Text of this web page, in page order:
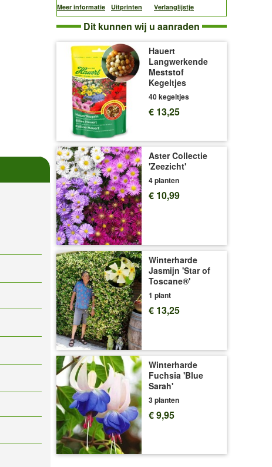
Meer informatie Uitprinten Verlanglijstje
Dit kunnen wij u aanraden
Hauert
Langwerkende
Meststof
Kegeltjes
40 kegeltjes
€ 13,25
Aster Collectie
'Zeezicht'
4 planten
€ 10,99
Winterharde
Jasmijn 'Star of
Toscane®'
1 plant
€ 13,25
Winterharde
Fuchsia 'Blue
Sarah'
3 planten
€ 9,95